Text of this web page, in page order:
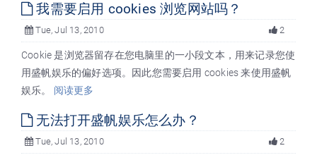
我需要启用 cookies 浏览网站吗？
Tue, Jul 13, 2010 2
Cookie 是浏览器留存在您电脑里的一小段文本，用来记录您使
用盛帆娱乐的偏好选项。因此您需要启用 cookies 来使用盛帆
娱乐。 阅读更多
无法打开盛帆娱乐怎么办？
Tue, Jul 13, 2010 2